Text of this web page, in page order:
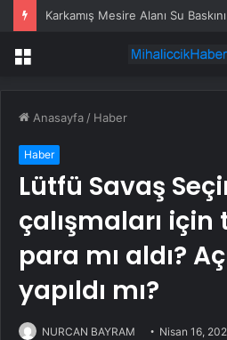
Karkamış Mesire Alanı Su Baskını
Menü
Anasayfa / Haber
Haber
Lütfü Savaş
çalışmaları
para mı aldı?
yapıldı mı?
NURCAN BAYRAM Nisan 16,